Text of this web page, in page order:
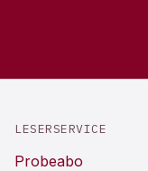
LESERSERVICE
Probeabo